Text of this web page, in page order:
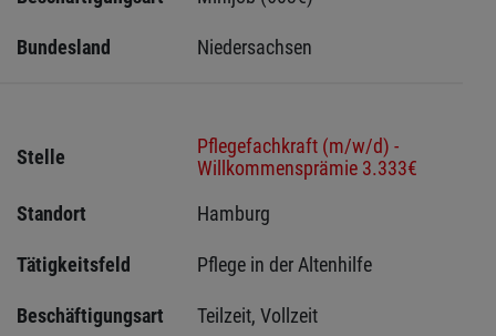
Bundesland Niedersachsen
Stelle
Pflegefachkraft (m/w/d) -
Willkommensprämie 3.333€
Standort
Hamburg
Tätigkeitsfeld Pflege in der Altenhilfe
Beschäftigungsart Teilzeit, Vollzeit